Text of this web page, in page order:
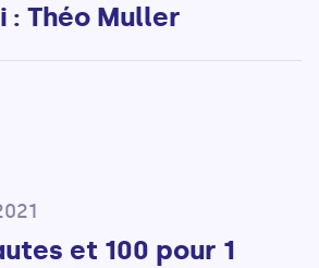
: Théo Muller
et 100 pour 1